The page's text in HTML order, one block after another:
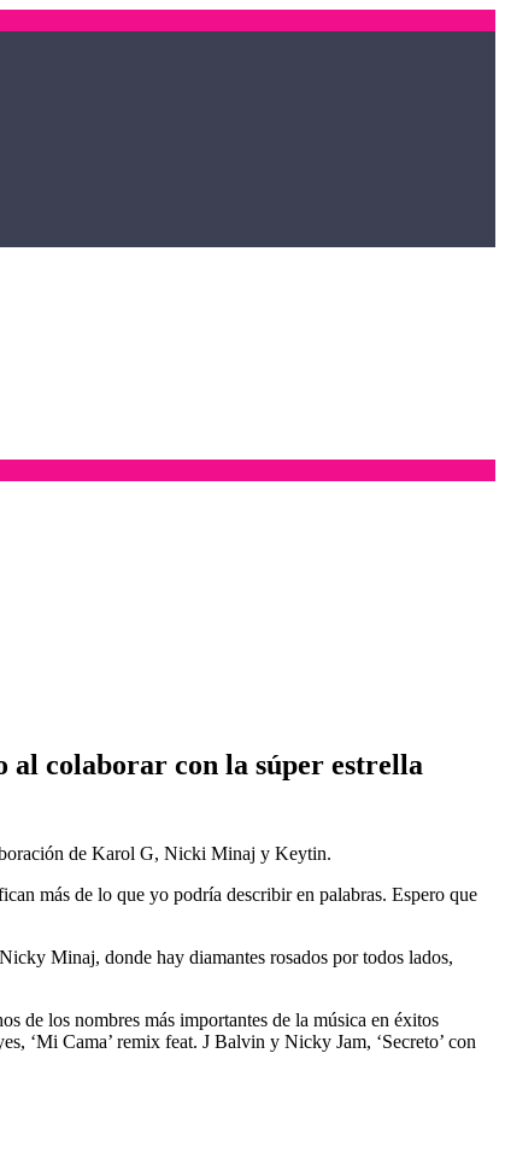
colaborar con la súper estrella
de Karol G, Nicki Minaj y Keytin.
más de lo que yo podría describir en palabras. Espero que
Minaj, donde hay diamantes rosados por todos lados,
de los nombres más importantes de la música en éxitos
‘Mi Cama’ remix feat. J Balvin y Nicky Jam, ‘Secreto’ con